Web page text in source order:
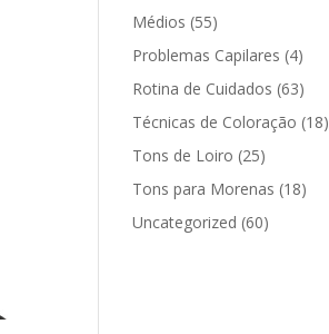
Médios (55)
Problemas Capilares (4)
Rotina de Cuidados (63)
Técnicas de Coloração (18)
Tons de Loiro (25)
Tons para Morenas (18)
Uncategorized (60)